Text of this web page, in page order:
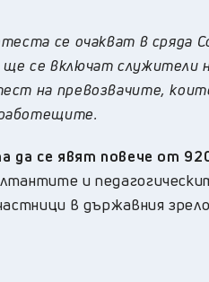
се очакват в сряда
се включат служители
на превозвачите,
да се явят повече от
и
в държавния